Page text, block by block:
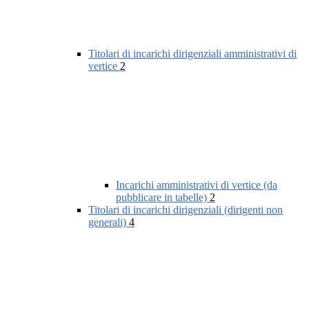
Titolari di incarichi dirigenziali amministrativi di
vertice 2
Incarichi amministrativi di vertice (da
pubblicare in tabelle) 2
Titolari di incarichi dirigenziali (dirigenti non
generali) 4